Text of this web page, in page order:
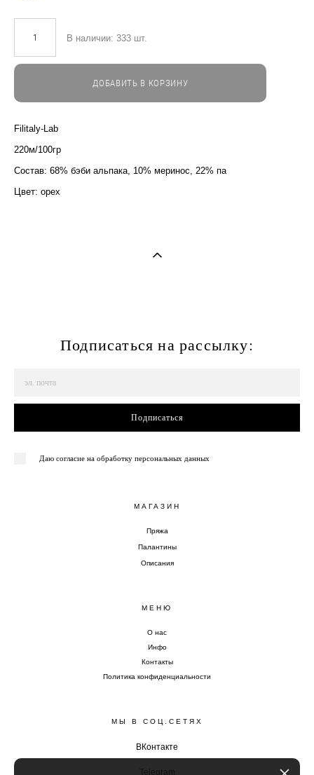
В наличии: 333 шт.
ДОБАВИТЬ В КОРЗИНУ
Filitaly-Lab
220м/100гр
Cостав: 68% бэби альпака, 10% меринос, 22% па
Цвет: орех
Подписаться на рассылку:
Подписаться
Даю согласие на обработку персональных данных
МАГАЗИН
Пряжа
Палантины
Описания
МЕНЮ
О нас
Инфо
Контакты
Политика конфиденциальности
МЫ В СОЦ.СЕТЯХ
ВКонтакте
Telegram